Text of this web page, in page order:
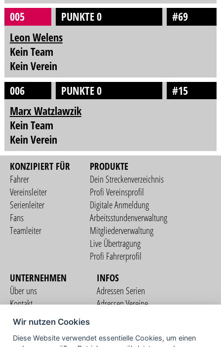
005
PUNKTE 0
#69
Leon Welens
Kein Team
Kein Verein
006
PUNKTE 0
#15
Marx Watzlawzik
Kein Team
Kein Verein
KONZIPIERT FÜR
Fahrer
Vereinsleiter
Serienleiter
Fans
Teamleiter
PRODUKTE
Dein Streckenverzeichnis
Profi Vereinsprofil
Digitale Anmeldung
Arbeitsstundenverwaltung
Mitgliederverwaltung
Live Übertragung
Profi Fahrerprofil
UNTERNEHMEN
Über uns
Kontakt
Nutzungsbedingungen
Datenschutzerklärung
Impressum
INFOS
Adressen Serien
Adressen Vereine
Wir nutzen Cookies
Diese Website verwendet essentielle Cookies, um einen